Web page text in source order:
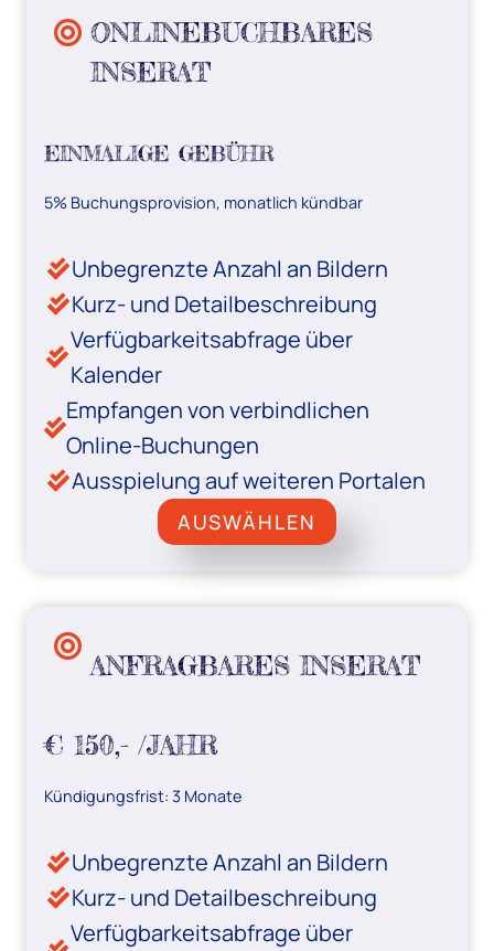
ONLINEBUCHBARES
INSERAT
EINMALIGE GEBÜHR
5% Buchungsprovision, monatlich kündbar
Unbegrenzte Anzahl an Bildern
Kurz- und Detailbeschreibung
Verfügbarkeitsabfrage über
Kalender
Empfangen von verbindlichen
Online-Buchungen
Ausspielung auf weiteren Portalen
AUSWÄHLEN
ANFRAGBARES INSERAT
€ 150,- /JAHR
Kündigungsfrist: 3 Monate
Unbegrenzte Anzahl an Bildern
Kurz- und Detailbeschreibung
Verfügbarkeitsabfrage über